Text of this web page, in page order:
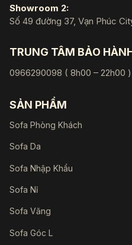
Showroom 2:
Số 49 đường 37, Vạn Phúc
TRUNG TÂM BẢO
0966290098 ( 8h00 – 22h00 )
SẢN PHẨM
Sofa Phòng Khách
Sofa Da
Sofa Nhập Khẩu
Sofa Nỉ
Sofa Văng
Sofa Góc L